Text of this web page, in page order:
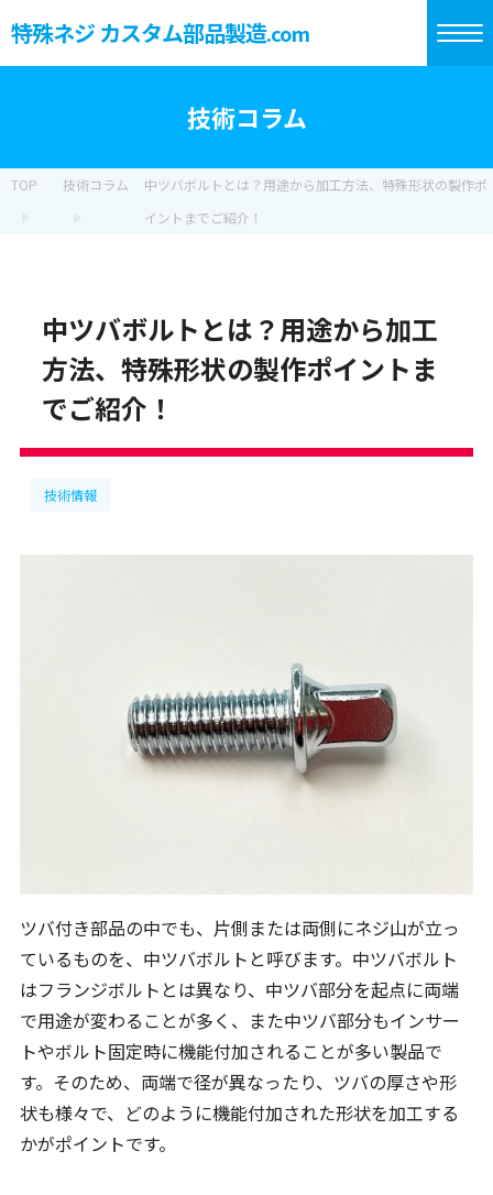
特殊ネジ カスタム部品製造.com
技術コラム
TOP 技術コラム
中ツバボルトとは？用途から加工方法、特殊形状の製作ポ
イントまでご紹介！
中ツバボルトとは？用途から加工
方法、特殊形状の製作ポイントま
でご紹介！
技術情報
ツバ付き部品の中でも、片側または両側にネジ山が立っ
ているものを、中ツバボルトと呼びます。中ツバボルト
はフランジボルトとは異なり、中ツバ部分を起点に両端
で用途が変わることが多く、また中ツバ部分もインサー
トやボルト固定時に機能付加されることが多い製品で
す。そのため、両端で径が異なったり、ツバの厚さや形
状も様々で、どのように機能付加された形状を加工する
かがポイントです。